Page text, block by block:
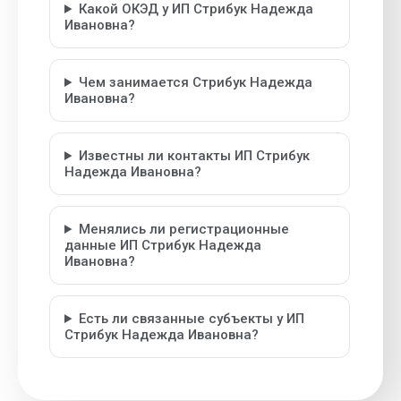
Какой ОКЭД у ИП Стрибук Надежда
Ивановна?
Чем занимается Стрибук Надежда
Ивановна?
Известны ли контакты ИП Стрибук
Надежда Ивановна?
Менялись ли регистрационные
данные ИП Стрибук Надежда
Ивановна?
Есть ли связанные субъекты у ИП
Стрибук Надежда Ивановна?